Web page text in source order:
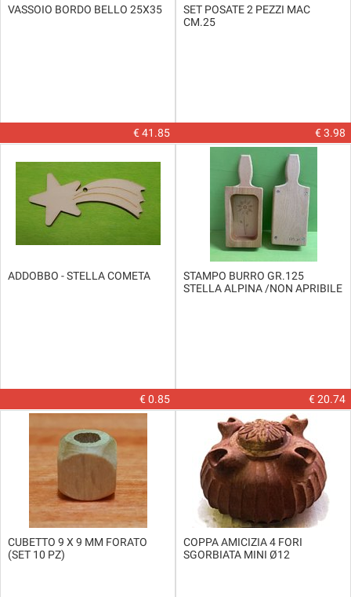
VASSOIO BORDO BELLO 25X35
€ 41.85
SET POSATE 2 PEZZI MAC
CM.25
€ 3.98
ADDOBBO - STELLA COMETA
€ 0.85
STAMPO BURRO GR.125
STELLA ALPINA /NON APRIBILE
€ 20.74
CUBETTO 9 X 9 MM FORATO
(SET 10 PZ)
COPPA AMICIZIA 4 FORI
SGORBIATA MINI Ø12